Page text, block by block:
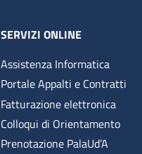
SERVIZI ONLINE
Assistenza Informatica
Portale Appalti e Contratti
Fatturazione elettronica
Colloqui di Orientamento
Prenotazione PalaUd’A